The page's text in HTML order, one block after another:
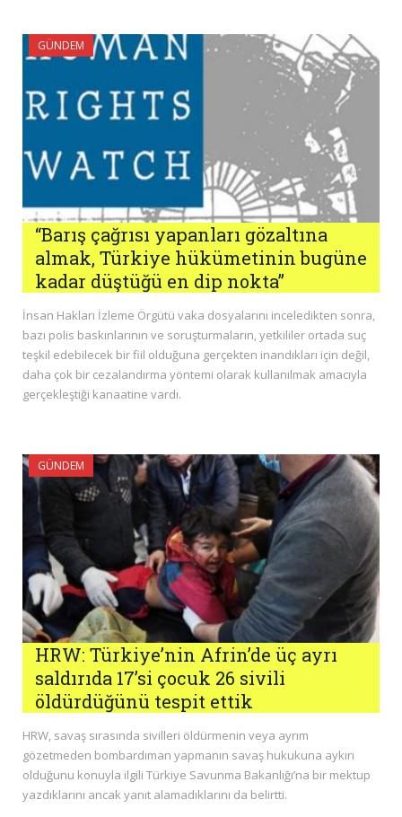
GÜNDEM
“Barış çağrısı yapanları gözaltına
almak, Türkiye hükümetinin bugüne
kadar düştüğü en dip nokta”
İnsan Hakları İzleme Örgütü vaka dosyalarını inceledikten sonra,
bazı polis baskınlarının ve soruşturmaların, yetkililer ortada suç
teşkil edebilecek bir fiil olduğuna gerçekten inandıkları için değil,
daha çok bir cezalandırma yöntemi olarak kullanılmak amacıyla
gerçekleştiği kanaatine vardı.
GÜNDEM
HRW: Türkiye’nin Afrin’de üç ayrı
saldırıda 17’si çocuk 26 sivili
öldürdüğünü tespit ettik
HRW, savaş sırasında sivilleri öldürmenin veya ayrım
gözetmeden bombardıman yapmanın savaş hukukuna aykırı
olduğunu konuyla ilgili Türkiye Savunma Bakanlığı’na bir mektup
yazdıklarını ancak yanıt alamadıklarını da belirtti.